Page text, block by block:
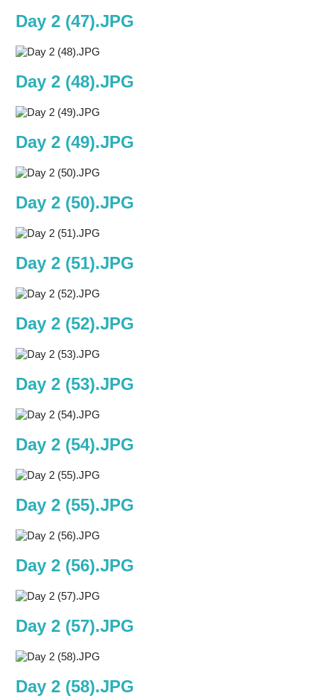
Day 2 (47).JPG
Day 2 (48).JPG
Day 2 (49).JPG
Day 2 (50).JPG
Day 2 (51).JPG
Day 2 (52).JPG
Day 2 (53).JPG
Day 2 (54).JPG
Day 2 (55).JPG
Day 2 (56).JPG
Day 2 (57).JPG
Day 2 (58).JPG